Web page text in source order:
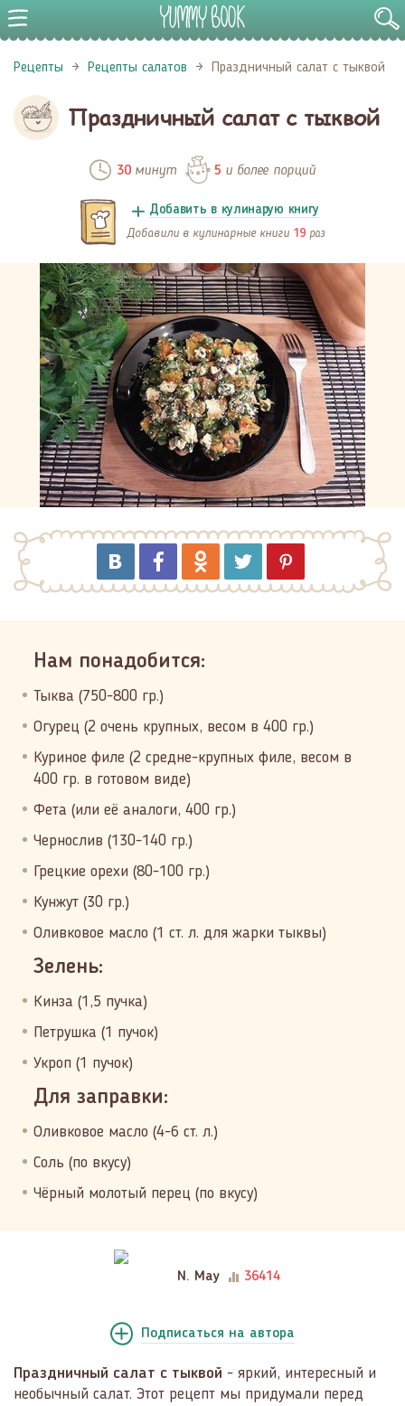
Рецепты Рецепты салатов Праздничный салат с тыквой
Праздничный салат с тыквой
30минут 5 и более порций
Добавить в кулинарую книгу
Добавили в кулинарные книги 19 раз
Нам понадобится:
Тыква (750-800 гр.)
Огурец (2 очень крупных, весом в 400 гр.)
Куриное филе (2 средне-крупных филе, весом в
400 гр. в готовом виде)
Фета (или её аналоги, 400 гр.)
Чернослив (130-140 гр.)
Грецкие орехи (80-100 гр.)
Кунжут (30 гр.)
Оливковое масло (1 ст. л. для жарки тыквы)
Зелень:
Кинза (1,5 пучка)
Петрушка (1 пучок)
Укроп (1 пучок)
Для заправки:
Оливковое масло (4-6 ст. л.)
Соль (по вкусу)
Чёрный молотый перец (по вкусу)
N. May 36414
Подписаться на автора
Праздничный салат с тыквой - яркий, интересный и
необычный салат. Этот рецепт мы придумали перед